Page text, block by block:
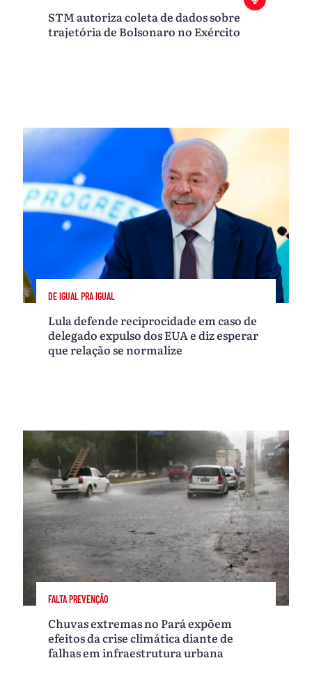
STM autoriza coleta de dados sobre
trajetória de Bolsonaro no Exército
DE IGUAL PRA IGUAL
Lula defende reciprocidade em caso de
delegado expulso dos EUA e diz esperar
que relação se normalize
FALTA PREVENÇÃO
Chuvas extremas no Pará expõem
efeitos da crise climática diante de
falhas em infraestrutura urbana